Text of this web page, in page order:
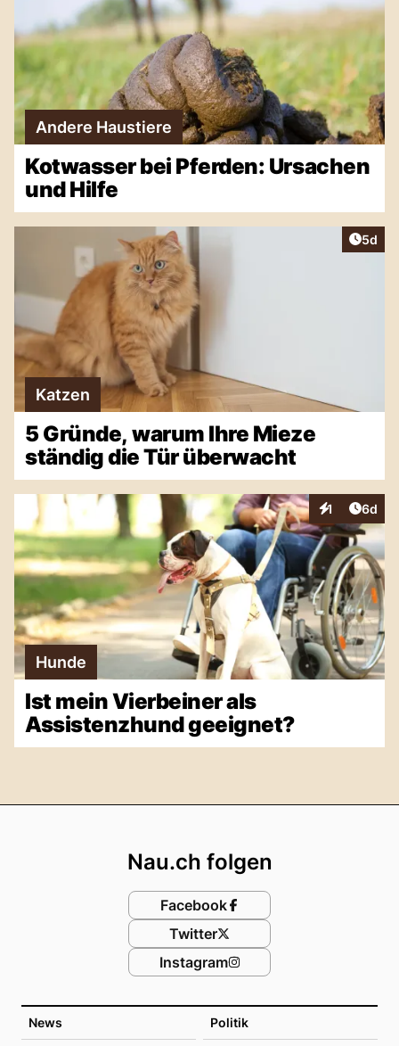
Andere Haustiere
Kotwasser bei Pferden: Ursachen
und Hilfe
5d
Katzen
5 Gründe, warum Ihre Mieze
ständig die Tür überwacht
1
Interaktionen
6d
Hunde
Ist mein Vierbeiner als
Assistenzhund geeignet?
News Politik
Nau.ch folgen
Facebook
Twitter
Instagram